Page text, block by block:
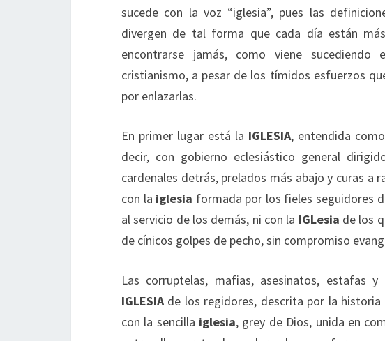
sucede con la voz “iglesia”, pues las
divergen de tal forma que cada día están
encontrarse jamás, como viene
cristianismo, a pesar de los tímidos esfuerzos
por enlazarlas.
En primer lugar está la IGLESIA, entendida
decir, con gobierno eclesiástico general
cardenales detrás, prelados más abajo y curas a
con la iglesia formada por los fieles seguidores
al servicio de los demás, ni con la IGLesia de los
de cínicos golpes de pecho, sin compromiso
Las corruptelas, mafias, asesinatos, estafas
IGLESIAde los regidores, descrita por la
con la sencilla iglesia, grey de Dios, unida en